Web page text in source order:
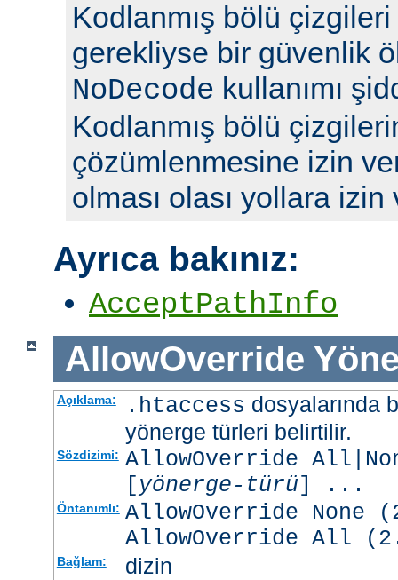
Kodlanmış bölü
gerekliyse bir güvenlik
NoDecode kullanımı
Kodlanmış bölü
çözümlenmesine izin
olması olası yollara
Ayrıca bakınız:
AcceptPathInfo
AllowOverride
Açıklama: .htaccess dosyalarında
yönerge türleri belirtilir.
Sözdizimi: AllowOverride
[yönerge-türü] ...
Öntanımlı: AllowOverride None
AllowOverride All
Bağlam: dizin